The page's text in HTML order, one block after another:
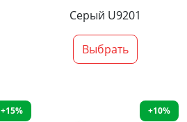
Серый U9201
Выбрать
+15% +10%